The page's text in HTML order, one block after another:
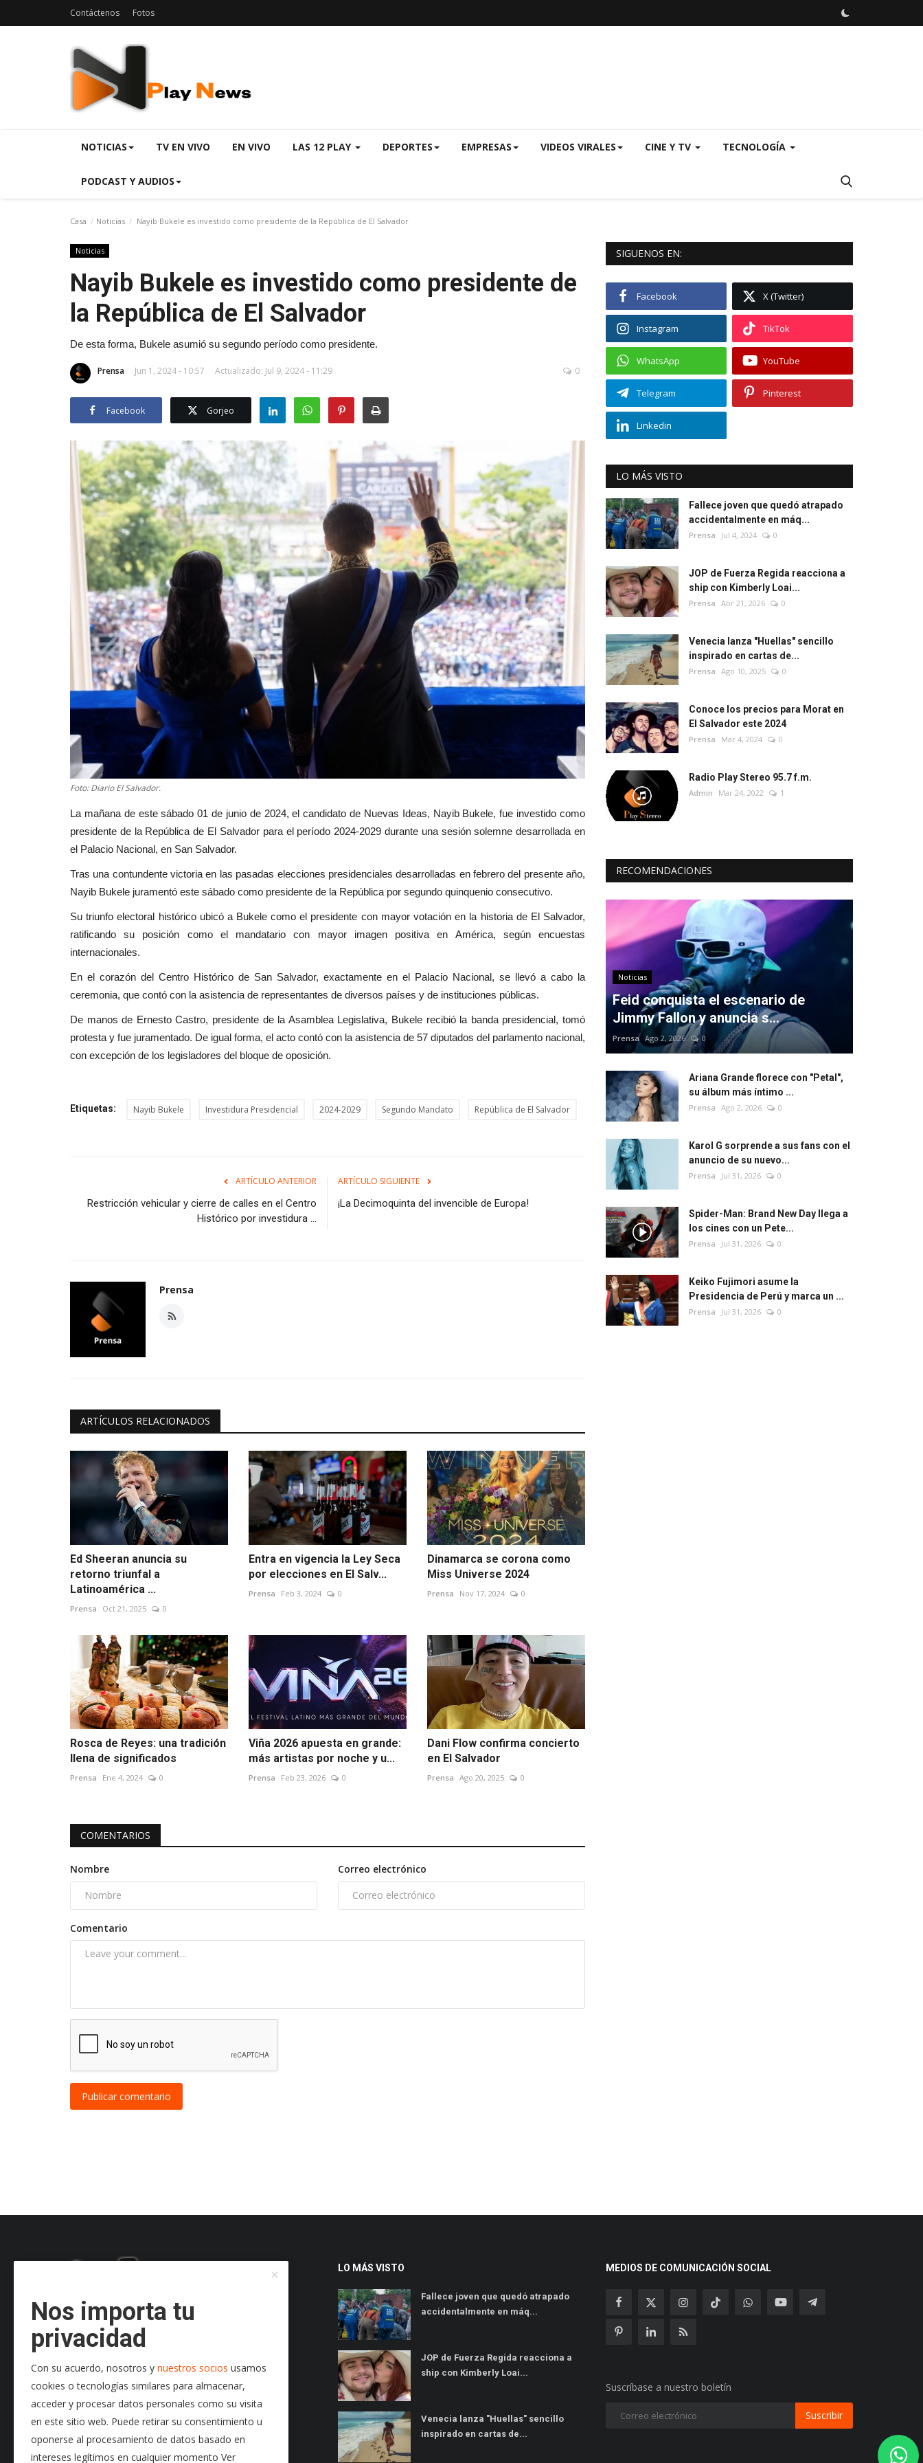
Contáctenos Fotos
NOTICIAS TV EN VIVO EN VIVO LAS 12 PLAY DEPORTES EMPRESAS VIDEOS VIRALES CINE Y TV TECNOLOGÍA
PODCAST Y AUDIOS
Casa Noticias Nayib Bukele es investido como presidente de la República de El Salvador
Noticias
Nayib Bukele es investido como presidente de
la República de El Salvador
De esta forma, Bukele asumió su segundo período como presidente.
Prensa Jun 1, 2024 - 10:57 Actualizado: Jul 9, 2024 - 11:29 0
Facebook Gorjeo
Foto: Diario El Salvador.
La mañana de este sábado 01 de junio de 2024, el candidato de Nuevas Ideas, Nayib Bukele, fue investido como
presidente de la República de El Salvador para el período 2024-2029 durante una sesión solemne desarrollada en
el Palacio Nacional, en San Salvador.
Tras una contundente victoria en las pasadas elecciones presidenciales desarrolladas en febrero del presente año,
Nayib Bukele juramentó este sábado como presidente de la República por segundo quinquenio consecutivo.
Su triunfo electoral histórico ubicó a Bukele como el presidente con mayor votación en la historia de El Salvador,
ratificando su posición como el mandatario con mayor imagen positiva en América, según encuestas
internacionales.
En el corazón del Centro Histórico de San Salvador, exactamente en el Palacio Nacional, se llevó a cabo la
ceremonia, que contó con la asistencia de representantes de diversos países y de instituciones públicas.
De manos de Ernesto Castro, presidente de la Asamblea Legislativa, Bukele recibió la banda presidencial, tomó
protesta y fue juramentado. De igual forma, el acto contó con la asistencia de 57 diputados del parlamento nacional,
con excepción de los legisladores del bloque de oposición.
Etiquetas: Nayib Bukele Investidura Presidencial 2024-2029 Segundo Mandato República de El Salvador
ARTÍCULO ANTERIOR
Restricción vehicular y cierre de calles en el Centro
Histórico por investidura ...
ARTÍCULO SIGUIENTE
¡La Decimoquinta del invencible de Europa!
Prensa
ARTÍCULOS RELACIONADOS
Ed Sheeran anuncia su
retorno triunfal a
Latinoamérica ...
Prensa Oct 21, 2025 0
Entra en vigencia la Ley Seca
por elecciones en El Salv...
Prensa Feb 3, 2024 0
Dinamarca se corona como
Miss Universe 2024
Prensa Nov 17, 2024 0
Rosca de Reyes: una tradición
llena de significados
Prensa Ene 4, 2024 0
Viña 2026 apuesta en grande:
más artistas por noche y u...
Prensa Feb 23, 2026 0
Dani Flow confirma concierto
en El Salvador
Prensa Ago 20, 2025 0
COMENTARIOS
Nombre Correo electrónico
Comentario
Publicar comentario
SIGUENOS EN:
Facebook X (Twitter)
Instagram TikTok
WhatsApp YouTube
Telegram Pinterest
Linkedin
LO MÁS VISTO
Fallece joven que quedó atrapado
accidentalmente en máq...
Prensa Jul 4, 2024 0
JOP de Fuerza Regida reacciona a
ship con Kimberly Loai...
Prensa Abr 21, 2026 0
Venecia lanza "Huellas" sencillo
inspirado en cartas de...
Prensa Ago 10, 2025 0
Conoce los precios para Morat en
El Salvador este 2024
Prensa Mar 4, 2024 0
Radio Play Stereo 95.7 f.m.
Admin Mar 24, 2022 1
RECOMENDACIONES
Noticias
Feid conquista el escenario de
Jimmy Fallon y anuncia s...
Prensa Ago 2, 2026 0
Ariana Grande florece con "Petal",
su álbum más íntimo ...
Prensa Ago 2, 2026 0
Karol G sorprende a sus fans con el
anuncio de su nuevo...
Prensa Jul 31, 2026 0
Spider-Man: Brand New Day llega a
los cines con un Pete...
Prensa Jul 31, 2026 0
Keiko Fujimori asume la
Presidencia de Perú y marca un ...
Prensa Jul 31, 2026 0
LO MÁS VISTO
Fallece joven que quedó atrapado
accidentalmente en máq...
JOP de Fuerza Regida reacciona a
ship con Kimberly Loai...
Venecia lanza "Huellas" sencillo
inspirado en cartas de...
MEDIOS DE COMUNICACIÓN SOCIAL
Suscríbase a nuestro boletín
Suscribir
Nos importa tu
privacidad
Con su acuerdo, nosotros y nuestros socios usamos
cookies o tecnologías similares para almacenar,
acceder y procesar datos personales como su visita
en este sitio web. Puede retirar su consentimiento u
oponerse al procesamiento de datos basado en
intereses legítimos en cualquier momento Ver